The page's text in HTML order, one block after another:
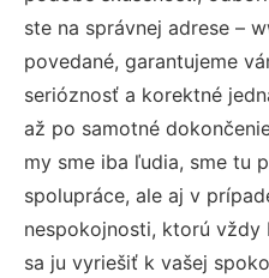
ste na správnej adrese –
povedané, garantujeme
serióznosť a korektné
až po samotné
my sme iba ľudia, sme tu
spolupráce, ale aj v
nespokojnosti, ktorú vždy
sa ju vyriešiť k vašej